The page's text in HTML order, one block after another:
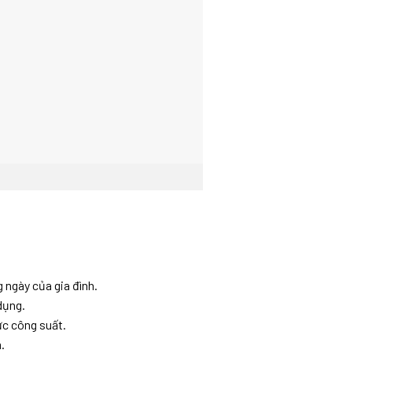
ngày của gia đình.
công suất.